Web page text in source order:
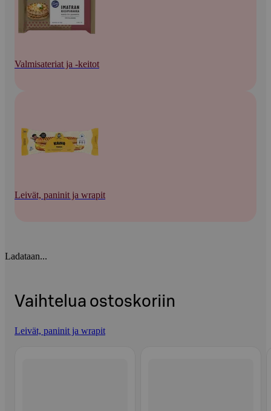
Valmisateriat ja -keitot
Leivät, paninit ja wrapit
Ladataan...
Vaihtelua ostoskoriin
Leivät, paninit ja wrapit